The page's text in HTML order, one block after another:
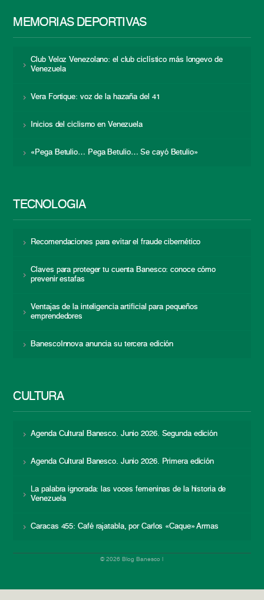
MEMORIAS DEPORTIVAS
Club Veloz Venezolano: el club ciclístico más longevo de
Venezuela
Vera Fortique: voz de la hazaña del 41
Inicios del ciclismo en Venezuela
«Pega Betulio… Pega Betulio… Se cayó Betulio»
TECNOLOGÍA
Recomendaciones para evitar el fraude cibernético
Claves para proteger tu cuenta Banesco: conoce cómo
prevenir estafas
Ventajas de la inteligencia artificial para pequeños
emprendedores
BanescoInnova anuncia su tercera edición
CULTURA
Agenda Cultural Banesco. Junio 2026. Segunda edición
Agenda Cultural Banesco. Junio 2026. Primera edición
La palabra ignorada: las voces femeninas de la historia de
Venezuela
Caracas 455: Café rajatabla, por Carlos «Caque» Armas
© 2026 Blog Banesco |